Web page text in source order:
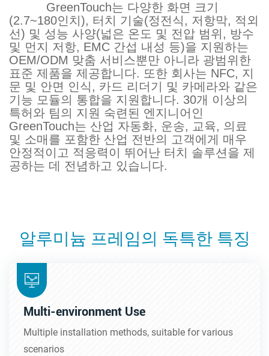
GreenTouch는 다양한 화면 크기
(2.7~180인치), 터치 기술(정전식, 저항막, 적외
선) 및 성능 사양(넓은 온도 및 전압 범위, 방수
및 먼지 저항, EMC 간섭 내성 등)을 지원하는
OEM/ODM 맞춤 서비스뿐만 아니라 광범위한
표준 제품을 제공합니다. 또한 회사는 NFC, 지
문 및 안면 인식, 카드 리더기 및 카메라와 같은
기능 모듈의 통합을 지원합니다. 30개 이상의
특허와 팀의 지원 숙련된 엔지니어인
GreenTouch는 산업 자동화, 운송, 교육, 의료
및 소매를 포함한 산업 전반의 고객에게 매우
안정적이고 적응력이 뛰어난 터치 솔루션을 제
공하는 데 전념하고 있습니다.
알루미늄 프레임의 독특한 특징
Multi-environment Use
Multiple installation methods, suitable for various
scenarios